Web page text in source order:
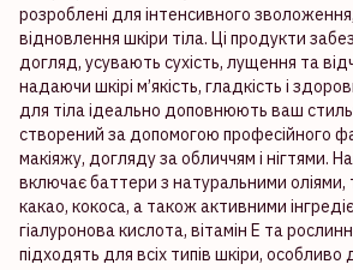
розроблені для інтенсивного
відновлення шкіри тіла. Ці продукти
догляд, усувають сухість, лущення та
надаючи шкірі м’якість, гладкість і
для тіла ідеально доповнюють ваш
створений за допомогою професійного
макіяжу, догляду за обличчям і нігтями.
включає баттери з натуральними оліями,
какао, кокоса, а також активними
гіалуронова кислота, вітамін Е та
підходять для всіх типів шкіри, особливо